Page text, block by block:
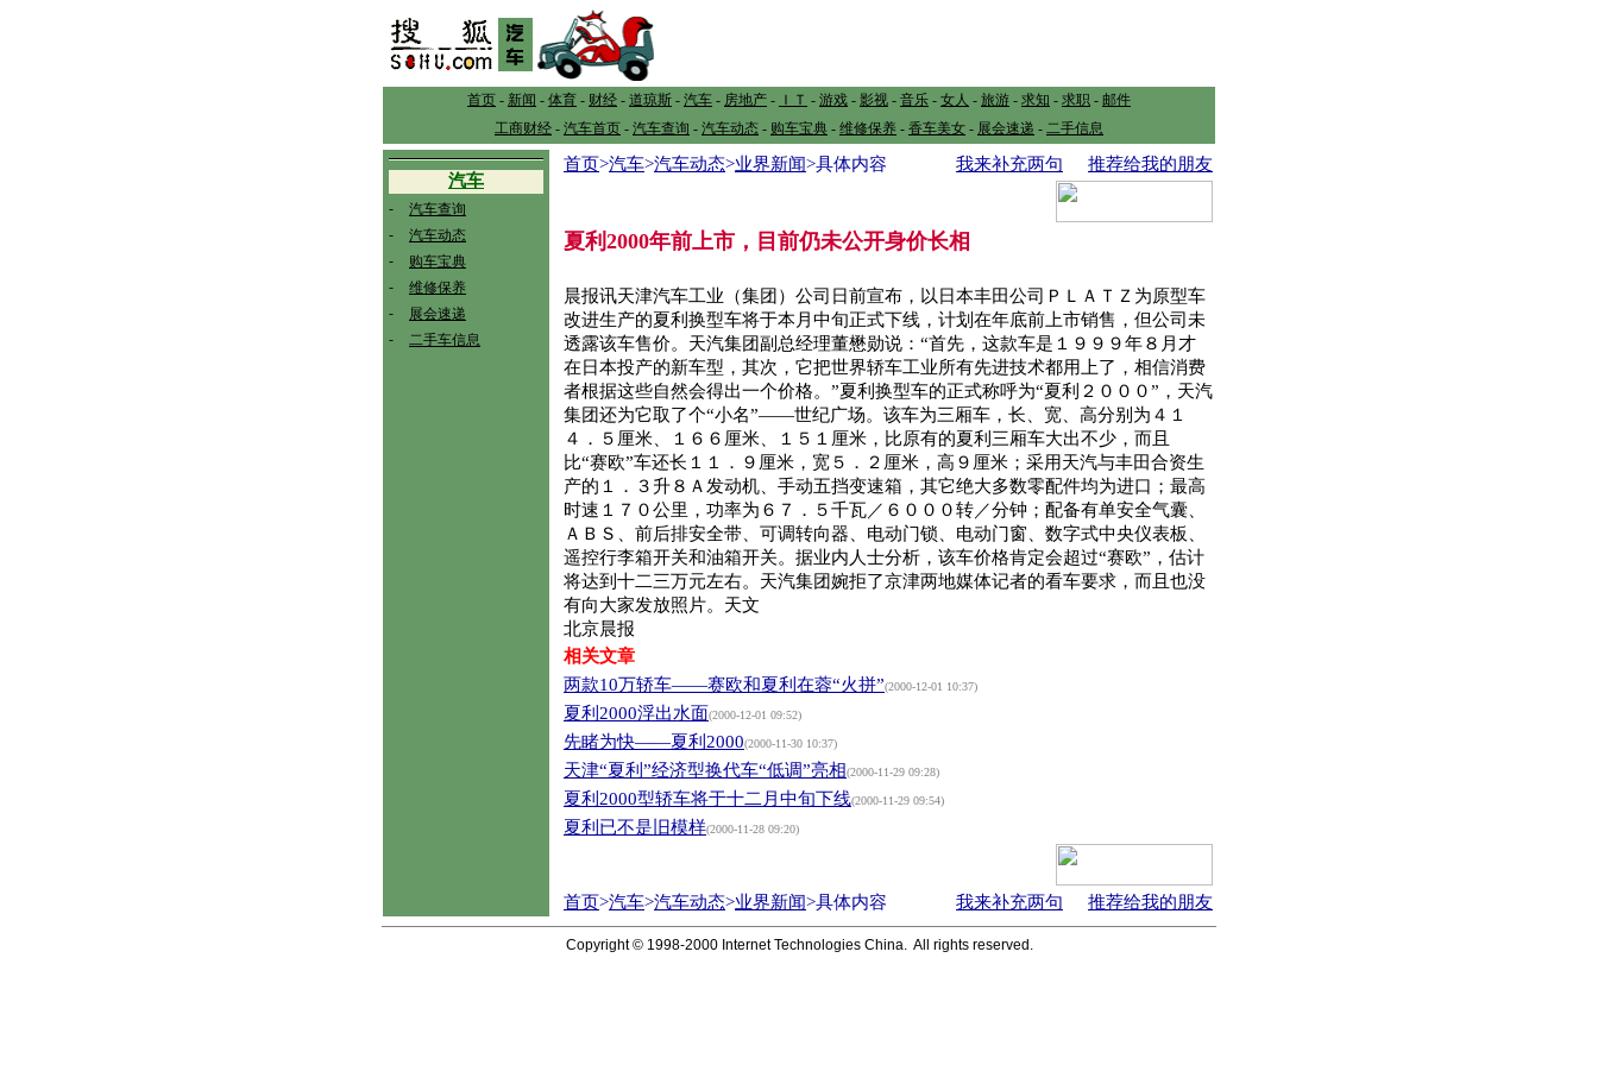
首页 - 新闻 - 体育 - 财经 - 道琼斯 - 汽车 - 房地产 - ＩＴ - 游戏 - 影视 - 音乐 - 女人 - 旅游 - 求知 - 求职 - 邮件
工商财经 - 汽车首页 - 汽车查询 - 汽车动态 - 购车宝典 - 维修保养 - 香车美女 - 展会速递 - 二手信息
汽车
-
汽车查询
-
汽车动态
-
购车宝典
-
维修保养
-
展会速递
-
二手车信息
首页>汽车>汽车动态>业界新闻>具体内容 我来补充两句 推荐给我的朋友
夏利2000年前上市，目前仍未公开身价长相
晨报讯天津汽车工业（集团）公司日前宣布，以日本丰田公司ＰＬＡＴＺ为原型车
改进生产的夏利换型车将于本月中旬正式下线，计划在年底前上市销售，但公司未
透露该车售价。天汽集团副总经理董懋勋说：“首先，这款车是１９９９年８月才
在日本投产的新车型，其次，它把世界轿车工业所有先进技术都用上了，相信消费
者根据这些自然会得出一个价格。”夏利换型车的正式称呼为“夏利２０００”，天汽
集团还为它取了个“小名”——世纪广场。该车为三厢车，长、宽、高分别为４１
４．５厘米、１６６厘米、１５１厘米，比原有的夏利三厢车大出不少，而且
比“赛欧”车还长１１．９厘米，宽５．２厘米，高９厘米；采用天汽与丰田合资生
产的１．３升８Ａ发动机、手动五挡变速箱，其它绝大多数零配件均为进口；最高
时速１７０公里，功率为６７．５千瓦／６０００转／分钟；配备有单安全气囊、
ＡＢＳ、前后排安全带、可调转向器、电动门锁、电动门窗、数字式中央仪表板、
遥控行李箱开关和油箱开关。据业内人士分析，该车价格肯定会超过“赛欧”，估计
将达到十二三万元左右。天汽集团婉拒了京津两地媒体记者的看车要求，而且也没
有向大家发放照片。天文
北京晨报
相关文章
两款10万轿车——赛欧和夏利在蓉“火拼”(2000-12-01 10:37)
夏利2000浮出水面(2000-12-01 09:52)
先睹为快——夏利2000(2000-11-30 10:37)
天津“夏利”经济型换代车“低调”亮相(2000-11-29 09:28)
夏利2000型轿车将于十二月中旬下线(2000-11-29 09:54)
夏利已不是旧模样(2000-11-28 09:20)
首页>汽车>汽车动态>业界新闻>具体内容 我来补充两句 推荐给我的朋友
Copyright © 1998-2000 Internet Technologies China. All rights reserved.